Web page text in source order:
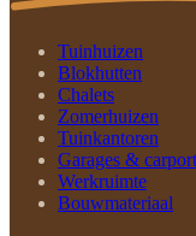
Tuinhuizen
Blokhutten
Chalets
Zomerhuizen
Tuinkantoren
Garages &
Werkruimte
Bouwmateriaal